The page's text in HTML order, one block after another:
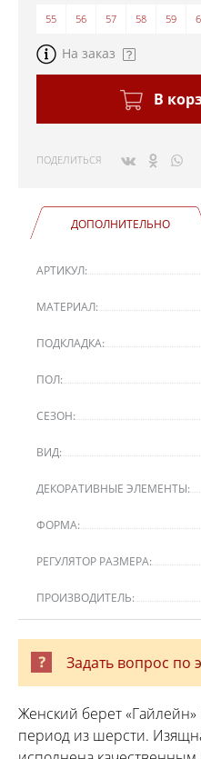
55
56 57 58 59
На заказ
В
ПОДЕЛИТЬСЯ
ДОПОЛНИТЕЛЬНО
АРТИКУЛ:
МАТЕРИАЛ:
ПОДКЛАДКА:
ПОЛ:
СЕЗОН:
ВИД:
ДЕКОРАТИВНЫЕ ЭЛЕМЕНТЫ:
ФОРМА:
РЕГУЛЯТОР РАЗМЕРА:
ПРОИЗВОДИТЕЛЬ:
Задать вопрос по
Женский берет
период из шерсти.